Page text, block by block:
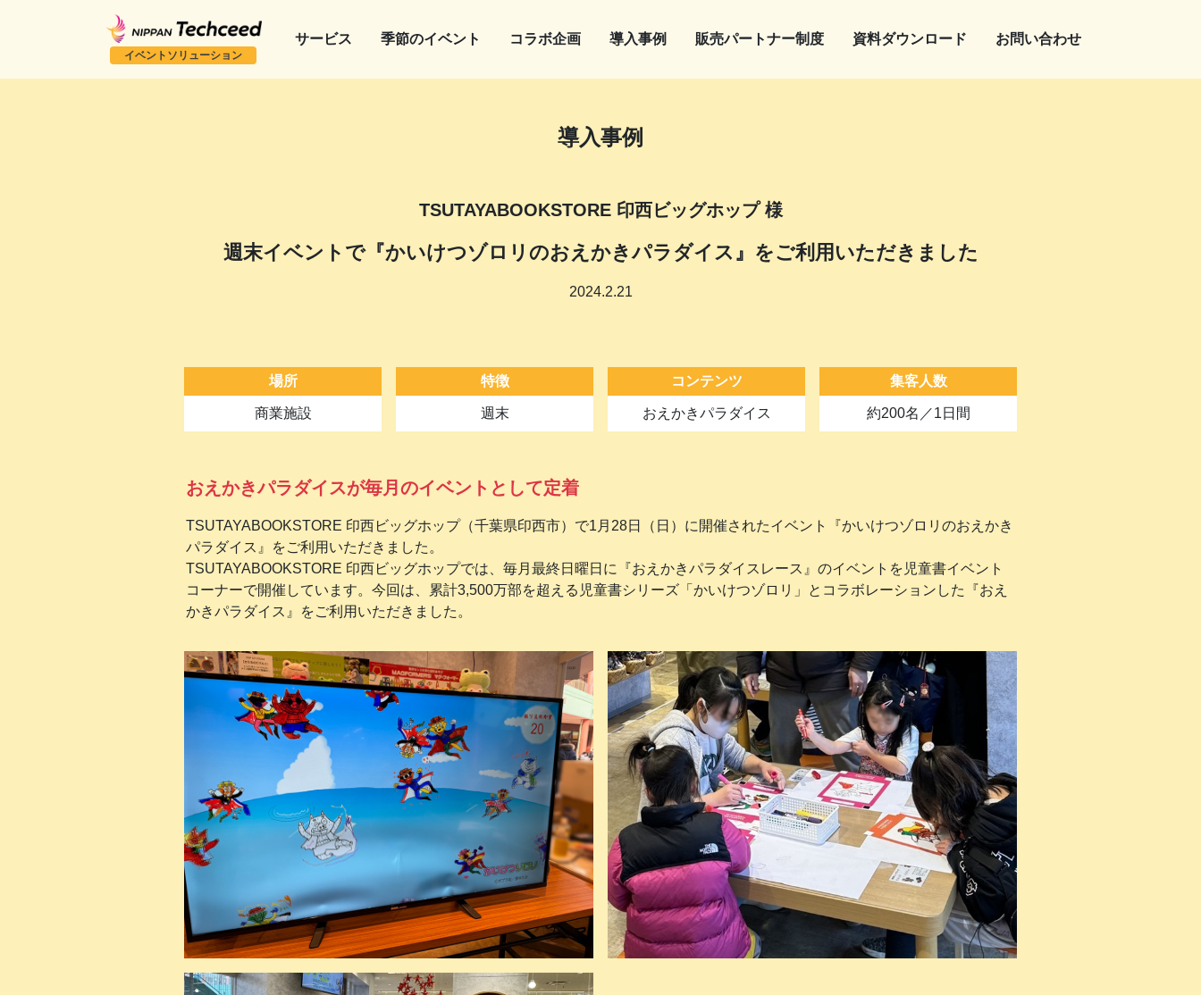
イベントソリューション
サービス 季節のイベント コラボ企画 導入事例 販売パートナー制度 資料ダウンロード お問い合わせ
導入事例
TSUTAYABOOKSTORE 印西ビッグホップ 様
週末イベントで『かいけつゾロリのおえかきパラダイス』をご利用いただきました
2024.2.21
場所
商業施設
特徴
週末
コンテンツ
おえかきパラダイス
集客人数
約200名／1日間
おえかきパラダイスが毎月のイベントとして定着
TSUTAYABOOKSTORE 印西ビッグホップ（千葉県印西市）で1月28日（日）に開催されたイベント『かいけつゾロリのおえかき
パラダイス』をご利用いただきました。
TSUTAYABOOKSTORE 印西ビッグホップでは、毎月最終日曜日に『おえかきパラダイスレース』のイベントを児童書イベント
コーナーで開催しています。今回は、累計3,500万部を超える児童書シリーズ「かいけつゾロリ」とコラボレーションした『おえ
かきパラダイス』をご利用いただきました。